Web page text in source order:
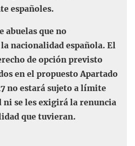
españoles.
abuelas que no
nacionalidad española. El
de opción previsto
en el propuesto Apartado
no estará sujeto a límite
ni se les exigirá la renuncia
que tuvieran.